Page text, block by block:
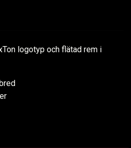
logotyp och flätad rem i